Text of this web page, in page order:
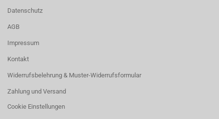
Datenschutz
AGB
Impressum
Kontakt
Widerrufsbelehrung & Muster-Widerrufsformular
Zahlung und Versand
Cookie Einstellungen